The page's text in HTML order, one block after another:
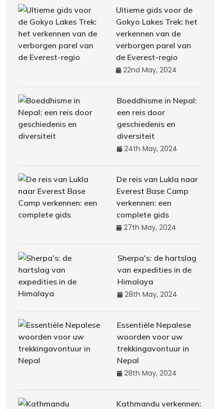
Ultieme gids voor de
Gokyo Lakes Trek: het
verkennen van de
verborgen parel van
de Everest-regio
22nd May, 2024
Boeddhisme in Nepal:
een reis door
geschiedenis en
diversiteit
24th May, 2024
De reis van Lukla naar
Everest Base Camp
verkennen: een
complete gids
27th May, 2024
Sherpa's: de hartslag
van expedities in de
Himalaya
28th May, 2024
Essentiële Nepalese
woorden voor uw
trekkingavontuur in
Nepal
28th May, 2024
Kathmandu verkennen: